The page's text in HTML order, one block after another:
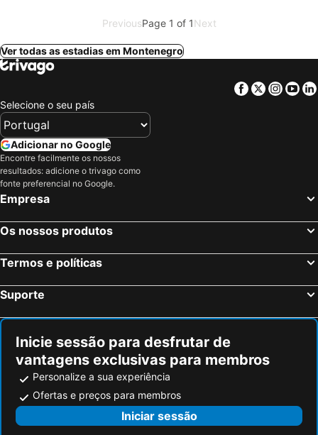
PreviousPage 1 of 1Next
Ver todas as estadias em Montenegro
Facebook
Twitter
Selecione o seu país
Adicionar no Google
Encontre facilmente os nossos
resultados: adicione o trivago como
fonte preferencial no Google.
Empresa
Os nossos produtos
Termos e políticas
Suporte
Inicie sessão para desfrutar de
vantagens exclusivas para membros
Personalize a sua experiência
Ofertas e preços para membros
Iniciar sessão